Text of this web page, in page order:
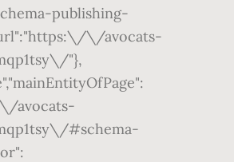
publishing-
\/avocats-
"},
avocats-
#schema-